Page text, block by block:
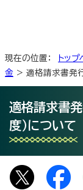
現在の位置： トップ
金 > 適格請求書発行
適格請求書発
度）について